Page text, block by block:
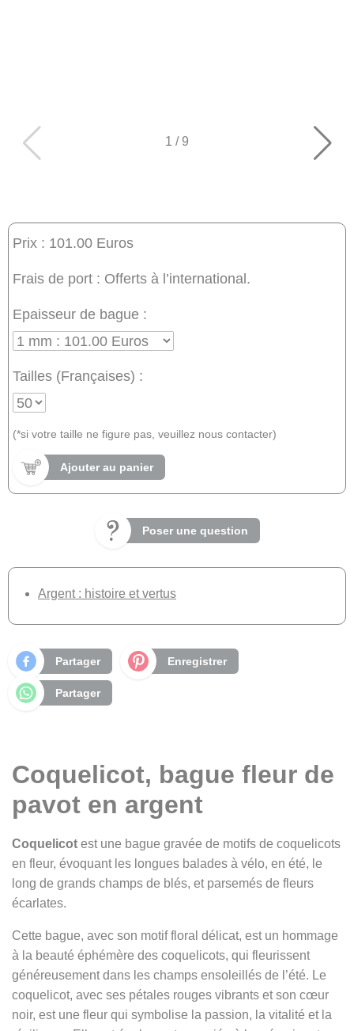
1 / 9
Prix : 101.00 Euros
Frais de port : Offerts à l’international.
Epaisseur de bague :
Tailles (Françaises) :
(*si votre taille ne figure pas, veuillez nous contacter)
Ajouter au panier
Poser une question
Argent : histoire et vertus
Partager Enregistrer
Partager
Coquelicot, bague fleur de
pavot en argent
Coquelicot est une bague gravée de motifs de coquelicots
en fleur, évoquant les longues balades à vélo, en été, le
long de grands champs de blés, et parsemés de fleurs
écarlates.
Cette bague, avec son motif floral délicat, est un hommage
à la beauté éphémère des coquelicots, qui fleurissent
généreusement dans les champs ensoleillés de l’été. Le
coquelicot, avec ses pétales rouges vibrants et son cœur
noir, est une fleur qui symbolise la passion, la vitalité et la